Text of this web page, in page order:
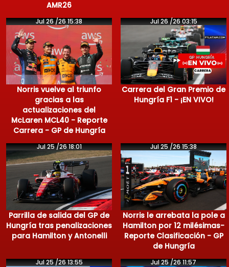
AMR26
Jul 26 /26 15:38
Norris vuelve al triunfo
gracias a las
actualizaciones del
McLaren MCL40 - Reporte
Carrera - GP de Hungría
Jul 26 /26 03:15
Carrera del Gran Premio de
Hungría F1 - ¡EN VIVO!
Jul 25 /26 18:01
Parrilla de salida del GP de
Hungría tras penalizaciones
para Hamilton y Antonelli
Jul 25 /26 15:38
Norris le arrebata la pole a
Hamilton por 12 milésimas-
Reporte Clasificación - GP
de Hungría
Jul 25 /26 13:55 Jul 25 /26 11:57